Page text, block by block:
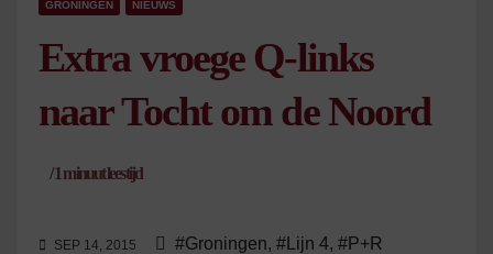
GRONINGEN NIEUWS
Extra vroege Q-links
naar Tocht om de Noord
/1 minuut leestijd
SEP 14, 2015 #Groningen, #Lijn 4, #P+R